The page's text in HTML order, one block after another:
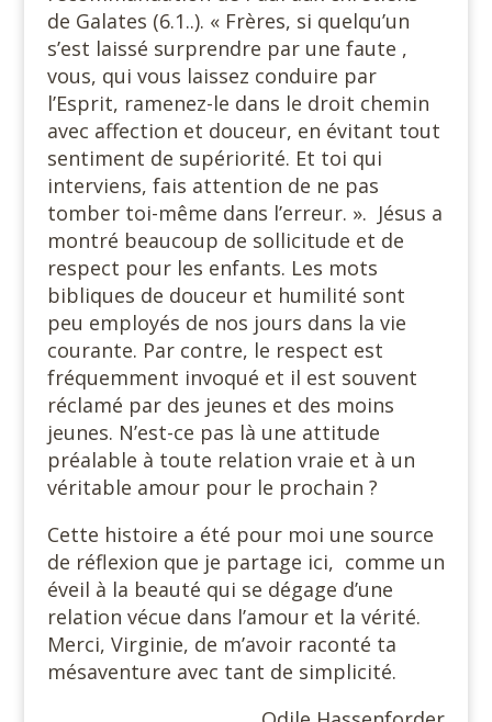
de Galates (6.1..). « Frères, si quelqu’un
s’est laissé surprendre par une faute ,
vous, qui vous laissez conduire par
l’Esprit, ramenez-le dans le droit chemin
avec affection et douceur, en évitant tout
sentiment de supériorité. Et toi qui
interviens, fais attention de ne pas
tomber toi-même dans l’erreur. ». Jésus a
montré beaucoup de sollicitude et de
respect pour les enfants. Les mots
bibliques de douceur et humilité sont
peu employés de nos jours dans la vie
courante. Par contre, le respect est
fréquemment invoqué et il est souvent
réclamé par des jeunes et des moins
jeunes. N’est-ce pas là une attitude
préalable à toute relation vraie et à un
véritable amour pour le prochain ?
Cette histoire a été pour moi une source
de réflexion que je partage ici, comme un
éveil à la beauté qui se dégage d’une
relation vécue dans l’amour et la vérité.
Merci, Virginie, de m’avoir raconté ta
mésaventure avec tant de simplicité.